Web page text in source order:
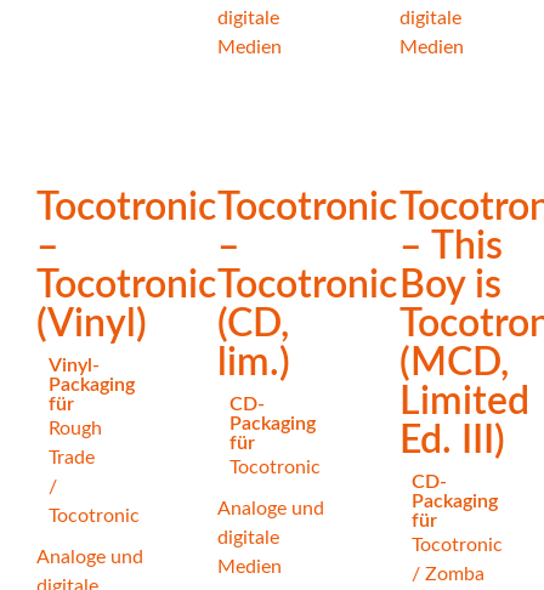
digitale
Medien
digitale
Medien
Tocotronic
–
Tocotronic
(Vinyl)
Vinyl-
Packaging
für
Rough
Trade
/
Tocotronic
Analoge und
digitale
Tocotronic
–
Tocotronic
(CD,
lim.)
CD-
Packaging
für
Tocotronic
Analoge und
digitale
Medien
– This
Boy is
(MCD,
Limited
Ed. III)
CD-
Packaging
für
Tocotronic
/ Zomba